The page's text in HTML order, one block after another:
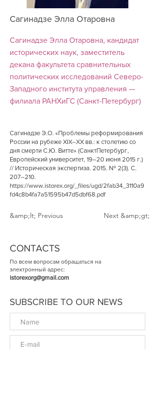
Сагинадзе Элла Отаровна
Сагинадзе Элла Отаровна, кандидат
исторических наук, заместитель
декана факультета сравнительных
политических исследований Северо-
Западного института управления —
филиала РАНХиГС (Санкт-Петербург)
Сагинадзе Э.О. «Проблемы реформирования
России на рубеже XIX–XX вв.: к столетию со
дня смерти С.Ю. Витте» (Санкт­Петербург,
Европейский университет, 19–20 июня 2015 г.)
// Историческая экспертиза. 2015. № 2(3). С.
207–210.
https://www.istorex.org/_files/ugd/2fab34_3110a9
fd4c8b4fa7a51595b47d5dbf68.pdf
&amp;lt; Previous Next &amp;gt;
CONTACTS
По всем вопросам обращаться на
электронный адрес:
istorexorg@gmail.com
SUBSCRIBE TO OUR NEWS